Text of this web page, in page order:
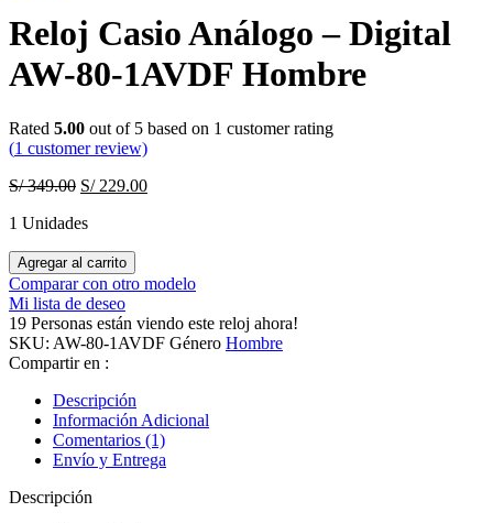
Reloj Casio Análogo – Digital
AW-80-1AVDF Hombre
Rated 5.00 out of 5 based on 1 customer rating
(1 customer review)
S/349.00 Original
was:
S/229.00Current
1 Unidades
Reloj
Casio
Análogo
-
Digital
AW-
1AVDF
Hombre
quantity
Agregar al carrito
Comparar con otro modelo
Mi lista de deseo
19 Personas están viendo este reloj ahora!
SKU: AW-80-1AVDF Género Hombre
Compartir en :
Descripción
Información Adicional
Comentarios (1)
Envío y Entrega
Descripción